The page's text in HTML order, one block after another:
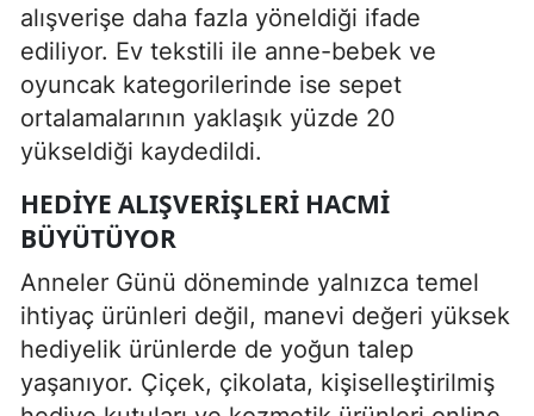
alışverişe daha fazla yöneldiği ifade
ediliyor. Ev tekstili ile anne-bebek ve
oyuncak kategorilerinde ise sepet
ortalamalarının yaklaşık yüzde 20
yükseldiği kaydedildi.
HEDIYE ALIŞVERIŞLERI HACMI
BÜYÜTÜYOR
Anneler Günü döneminde yalnızca temel
ihtiyaç ürünleri değil, manevi değeri yüksek
hediyelik ürünlerde de yoğun talep
yaşanıyor. Çiçek, çikolata, kişiselleştirilmiş